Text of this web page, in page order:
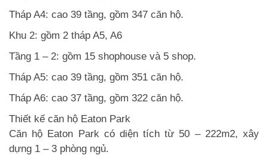
Tháp A4: cao 39 tầng, gồm 347 căn hộ.
Khu 2: gồm 2 tháp A5, A6
Tầng 1 – 2: gồm 15 shophouse và 5 shop.
Tháp A5: cao 39 tầng, gồm 351 căn hộ.
Tháp A6: cao 37 tầng, gồm 322 căn hộ.
Thiết kế căn hộ Eaton Park
Căn hộ Eaton Park có diện tích từ 50 – 222m2, xây
dựng 1 – 3 phòng ngủ.